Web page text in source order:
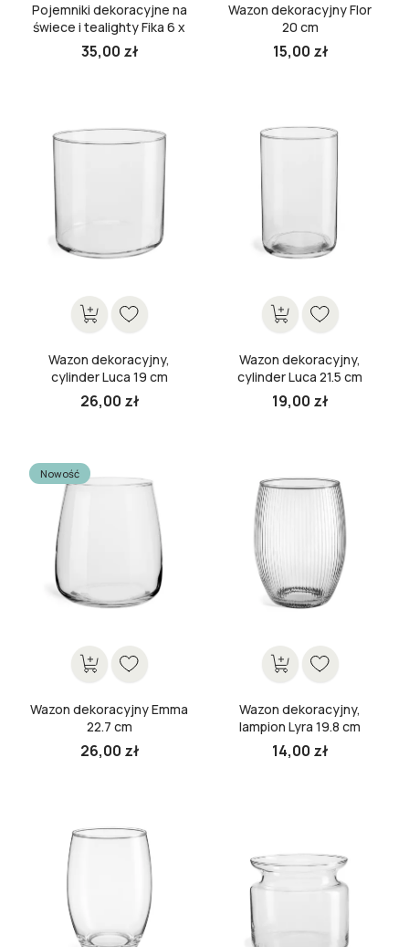
Pojemniki dekoracyjne na
świece i tealighty Fika 6 x
8 cm
35,00 zł
Wazon dekoracyjny Flor
20 cm
15,00 zł
Wazon dekoracyjny,
cylinder Luca 19 cm
26,00 zł
Wazon dekoracyjny,
cylinder Luca 21.5 cm
19,00 zł
Nowość
Wazon dekoracyjny Emma
22.7 cm
26,00 zł
Wazon dekoracyjny,
lampion Lyra 19.8 cm
14,00 zł